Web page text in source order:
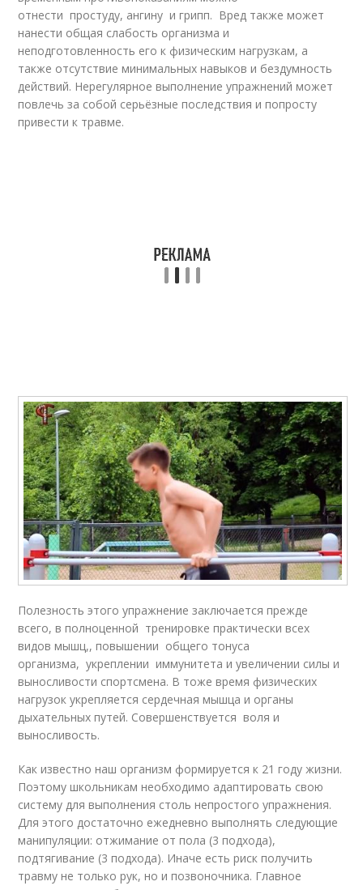
отнести простуду, ангину и грипп. Вред также может
нанести общая слабость организма и
неподготовленность его к физическим нагрузкам, а
также отсутствие минимальных навыков и бездумность
действий. Нерегулярное выполнение упражнений может
повлечь за собой серьёзные последствия и попросту
привести к травме.
Полезность этого упражнение заключается прежде
всего, в полноценной тренировке практически всех
видов мышц,, повышении общего тонуса
организма, укреплении иммунитета и увеличении силы и
выносливости спортсмена. В тоже время физических
нагрузок укрепляется сердечная мышца и органы
дыхательных путей. Совершенствуется воля и
выносливость.
Как известно наш организм формируется к 21 году жизни.
Поэтому школьникам необходимо адаптировать свою
систему для выполнения столь непростого упражнения.
Для этого достаточно ежедневно выполнять следующие
манипуляции: отжимание от пола (3 подхода),
подтягивание (3 подхода). Иначе есть риск получить
травму не только рук, но и позвоночника. Главное